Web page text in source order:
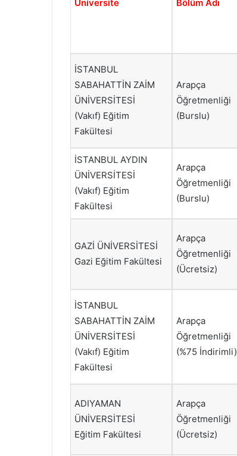
Üniversite Bölüm Adı
İSTANBUL
SABAHATTİN ZAİM
ÜNİVERSİTESİ
(Vakıf) Eğitim
Fakültesi
Arapça
Öğretmenliği
(Burslu)
İSTANBUL AYDIN
ÜNİVERSİTESİ
(Vakıf) Eğitim
Fakültesi
Arapça
Öğretmenliği
(Burslu)
GAZİ ÜNİVERSİTESİ
Gazi Eğitim Fakültesi
Arapça
Öğretmenliği
(Ücretsiz)
İSTANBUL
SABAHATTİN ZAİM
ÜNİVERSİTESİ
(Vakıf) Eğitim
Fakültesi
Arapça
Öğretmenliği
(%75 İndirimli)
ADIYAMAN
ÜNİVERSİTESİ
Eğitim Fakültesi
Arapça
Öğretmenliği
(Ücretsiz)